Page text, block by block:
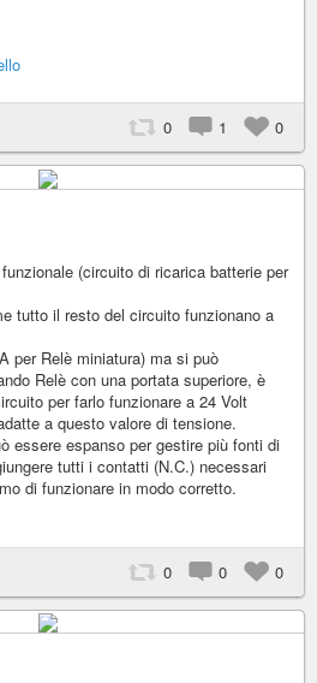
0 1 0
(circuito di ricarica batterie per
tutto il resto del circuito funzionano a
per Relè miniatura) ma si può
Relè con una portata superiore, è
per farlo funzionare a 24 Volt
a questo valore di tensione.
essere espanso per gestire più fonti di
tutti i contatti (N.C.) necessari
di funzionare in modo corretto.
0 0 0